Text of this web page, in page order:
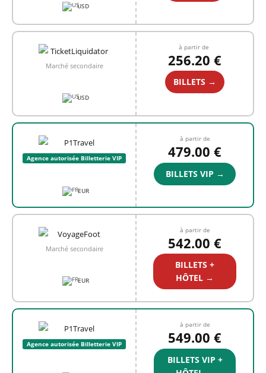
USD
Marché secondaire
USD
à partir de
256.20 €
BILLETS →
Agence autorisée Billetterie VIP
EUR
à partir de
479.00 €
BILLETS VIP →
Marché secondaire
EUR
à partir de
542.00 €
BILLETS +
HÔTEL →
Agence autorisée Billetterie VIP
à partir de
549.00 €
BILLETS VIP +